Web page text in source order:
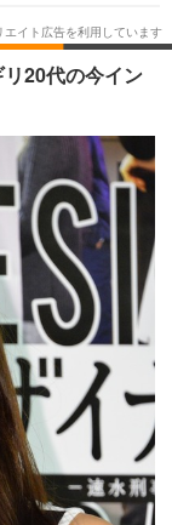
国・芸能
スポーツ
その他
グルメ
ョッピング
20代の今イン